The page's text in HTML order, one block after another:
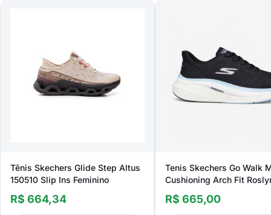
Tênis Skechers Glide Step Altus
150510 Slip Ins Feminino
R$ 664,34
Tenis Skechers Go Walk
Cushioning Arch Fit
125581 Feminino
R$ 665,00